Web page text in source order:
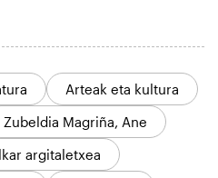
Arteak eta kultura
Zubeldia Magriña, Ane
argitaletxea